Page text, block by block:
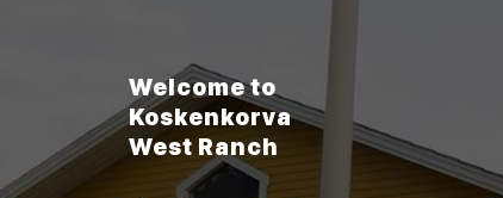
Welcome to
Koskenkorva
West Ranch